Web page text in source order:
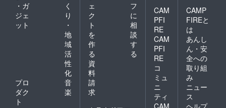
・ガ
ジェ
ット
く
り
・
地
域
活
性
化
プロ
ダク
ト
音
楽
ェ
ク
ト
を
作
る
フ
に
相
談
す
る
資
料
請
求
CAM
PFI
RE
CAM
PFI
RE
コ
ミュ
ニ
ティ
CAMP
FIREと
は
あんし
ん・安
全への
取り組
み
ニュー
ス